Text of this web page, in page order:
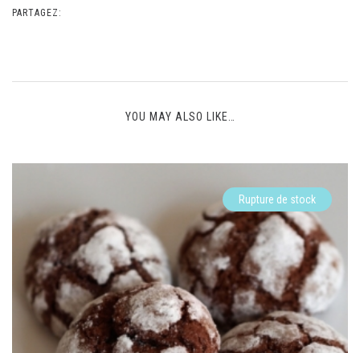
PARTAGEZ:
YOU MAY ALSO LIKE…
Rupture de stock